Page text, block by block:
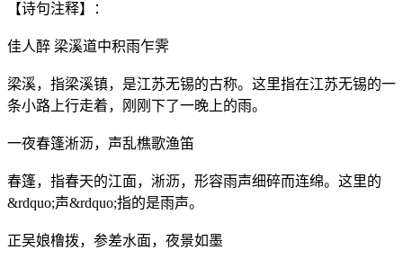
【诗句注释】：
佳人醉 梁溪道中积雨乍霁
梁溪，指梁溪镇，是江苏无锡的古称。这里指在江苏无锡的一
条小路上行走着，刚刚下了一晚上的雨。
一夜春篷淅沥，声乱樵歌渔笛
春篷，指春天的江面，淅沥，形容雨声细碎而连绵。这里的
&rdquo;声&rdquo;指的是雨声。
正吴娘橹拨，参差水面，夜景如墨